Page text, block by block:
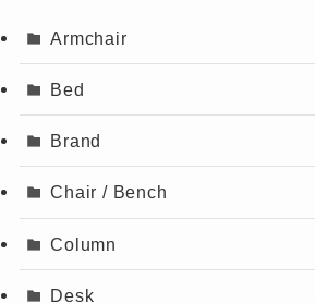
Armchair
Bed
Brand
Chair / Bench
Column
Desk